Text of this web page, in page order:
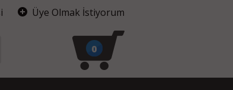
Üye Olmak İstiyorum
0